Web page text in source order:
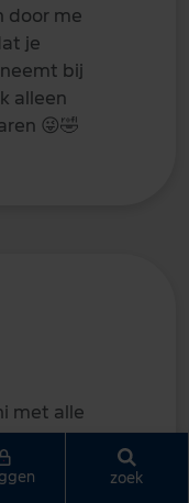
zoek
door me
je
bij
alleen
😜🤣
met alle
Sterker